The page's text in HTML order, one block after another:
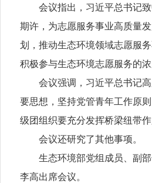
会议指出，习近平总书记致
期许，为志愿服务事业高质量
划，推动生态环境领域志愿服
积极参与生态环境志愿服务的浓
会议强调，习近平总书记高
要思想，坚持党管青年工作原
级团组织要充分发挥桥梁纽带
会议还研究了其他事项。
生态环境部党组成员、副部
李高出席会议。